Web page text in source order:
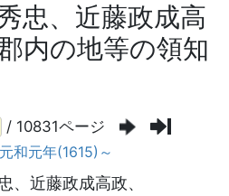
忠、近藤政成高
内の地等の領知
/ 10831ページ